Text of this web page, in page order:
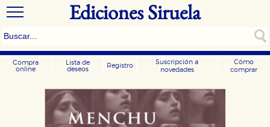
Ediciones Siruela
Compra
online
Lista de
deseos
Registro
Suscripción a
novedades
Cómo
comprar